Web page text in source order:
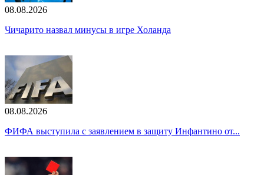
08.08.2026
Чичарито назвал минусы в игре Холанда
08.08.2026
ФИФА выступила с заявлением в защиту Инфантино от...